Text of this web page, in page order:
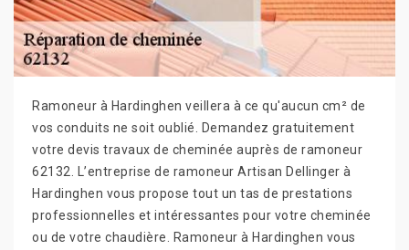
Ramoneur à Hardinghen veillera à ce qu'aucun cm² de
vos conduits ne soit oublié. Demandez gratuitement
votre devis travaux de cheminée auprès de ramoneur
62132. L’entreprise de ramoneur Artisan Dellinger à
Hardinghen vous propose tout un tas de prestations
professionnelles et intéressantes pour votre cheminée
ou de votre chaudière. Ramoneur à Hardinghen vous